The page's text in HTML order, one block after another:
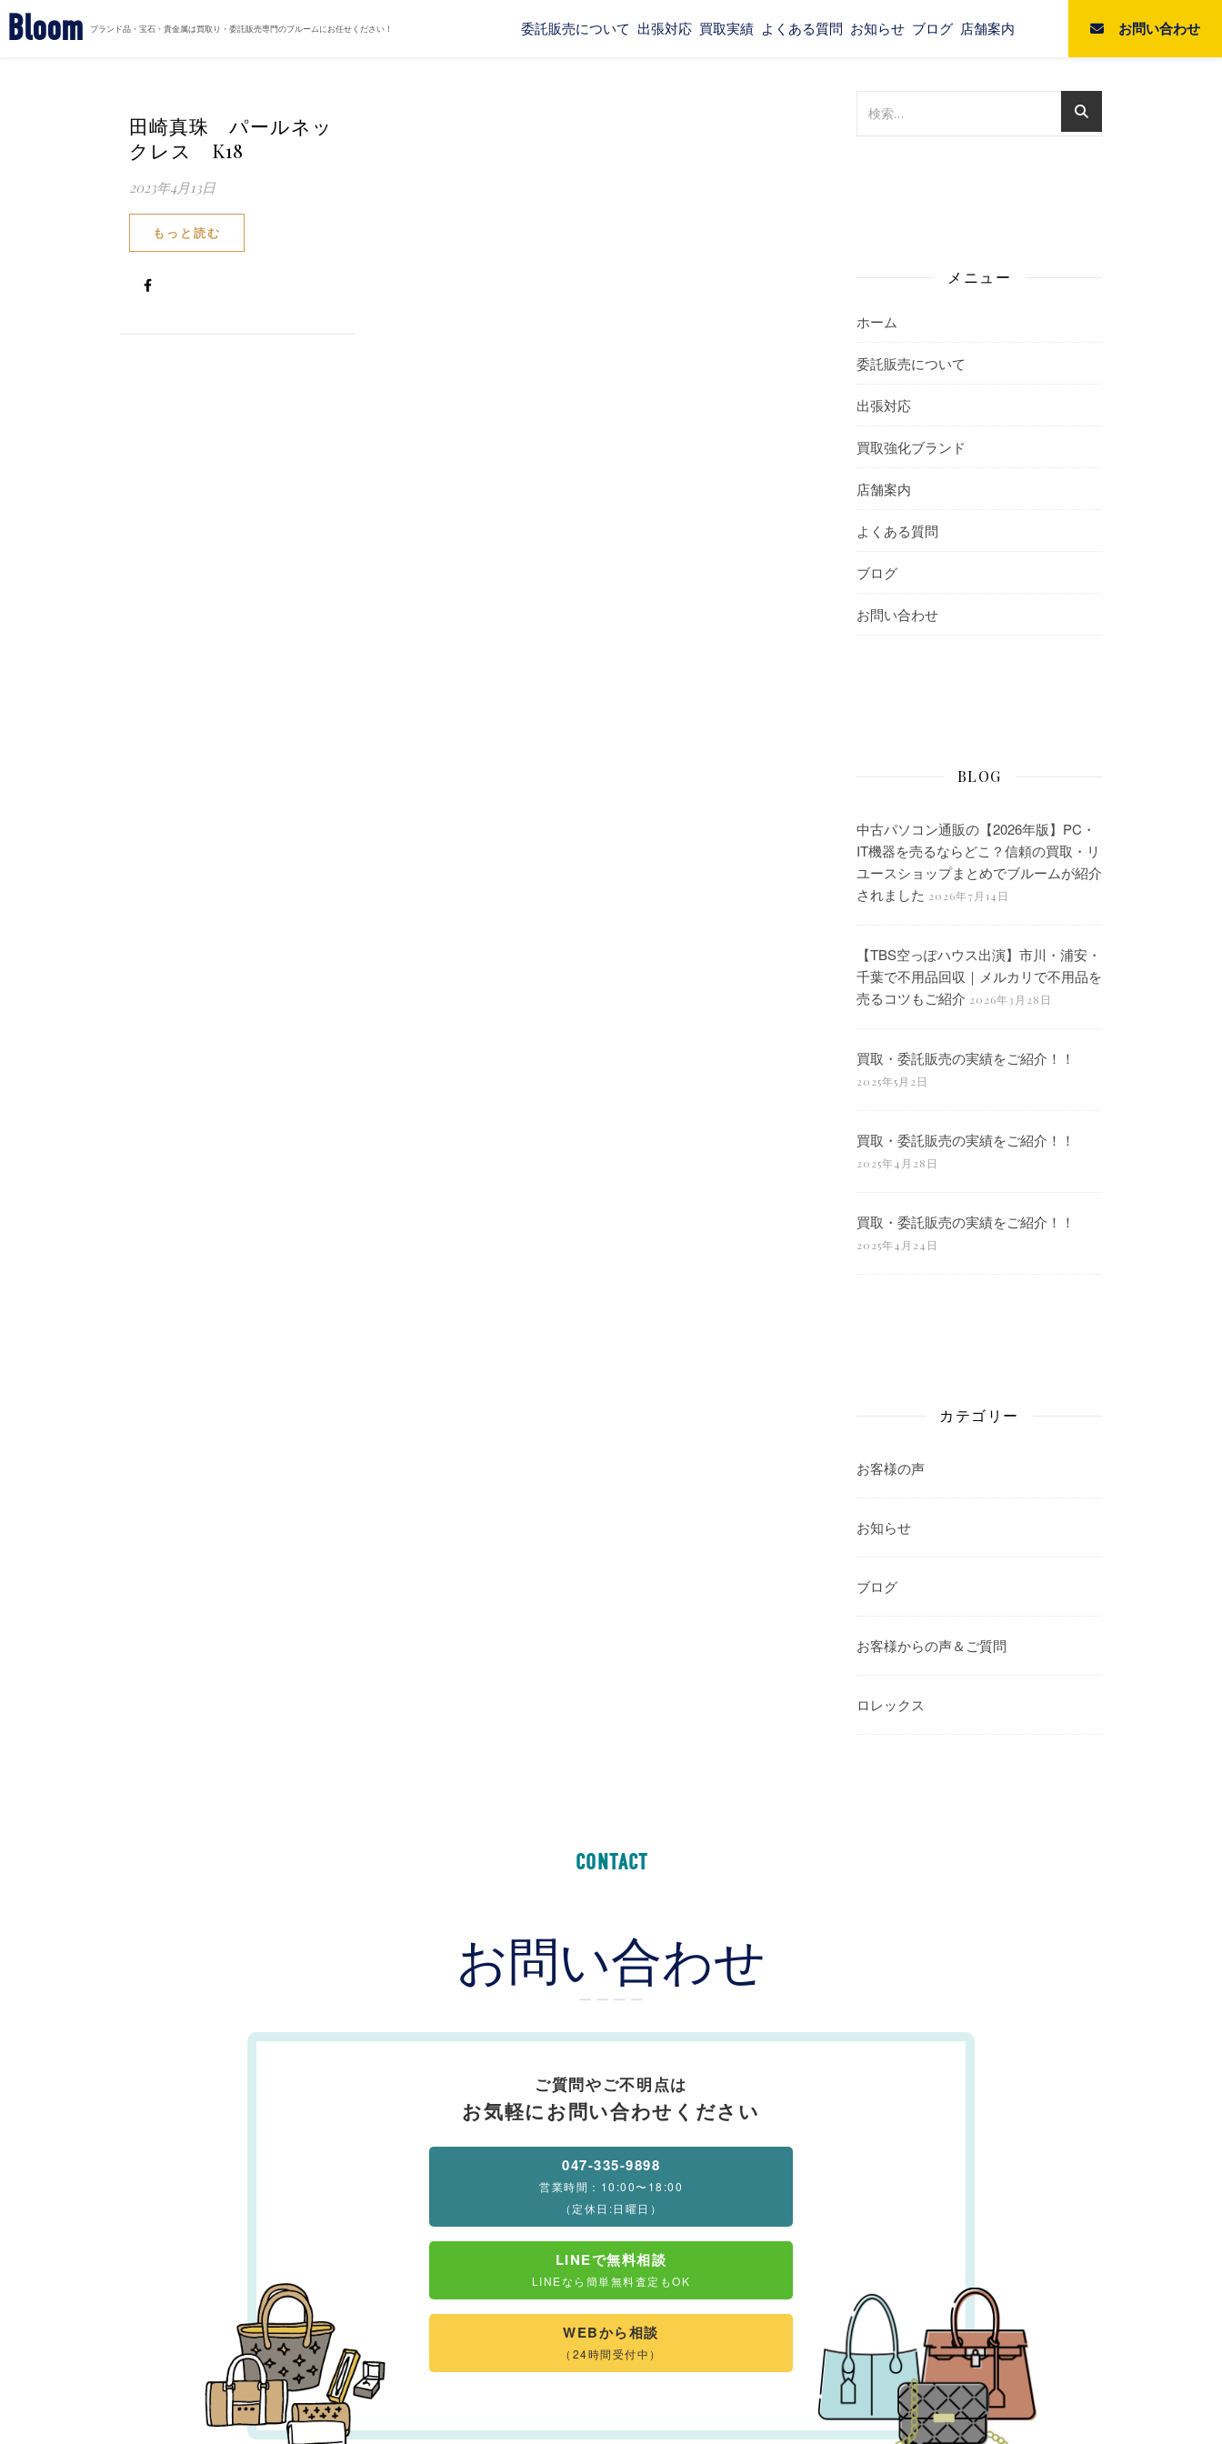
Bloom ブランド品・宝石・貴金属は買取り・委託販売専門のブルームにお任せください！ 委託販売について 出張対応 買取実績 よくある質問 お知らせ ブログ 店舗案内 お問い合わせ
田崎真珠 パールネッ
クレス K18
2023年4月13日
もっと読む
メニュー
ホーム
委託販売について
出張対応
買取強化ブランド
店舗案内
よくある質問
ブログ
お問い合わせ
BLOG
中古パソコン通販の【2026年版】PC・
IT機器を売るならどこ？信頼の買取・リ
ユースショップまとめでブルームが紹介
されました 2026年7月14日
【TBS空っぽハウス出演】市川・浦安・
千葉で不用品回収｜メルカリで不用品を
売るコツもご紹介 2026年3月28日
買取・委託販売の実績をご紹介！！
2025年5月2日
買取・委託販売の実績をご紹介！！
2025年4月28日
買取・委託販売の実績をご紹介！！
2025年4月24日
カテゴリー
お客様の声
お知らせ
ブログ
お客様からの声＆ご質問
ロレックス
CONTACT
お問い合わせ
ー ー ー ー
ご質問やご不明点は
お気軽にお問い合わせください
047-335-9898
営業時間：10:00〜18:00
（定休日:日曜日）
LINEで無料相談
LINEなら簡単無料査定もOK
WEBから相談
（24時間受付中）